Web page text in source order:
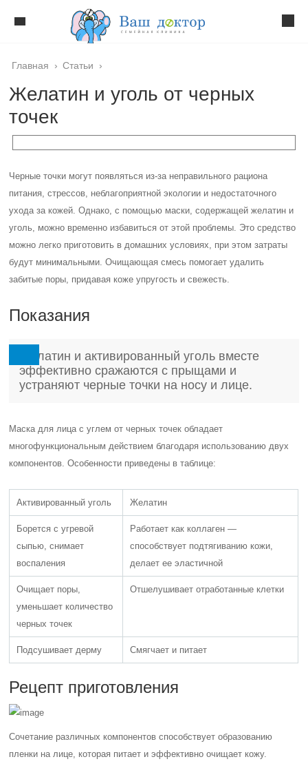
Главная › Статьи ›
Желатин и уголь от черных
точек
Черные точки могут появляться из-за неправильного рациона
питания, стрессов, неблагоприятной экологии и недостаточного
ухода за кожей. Однако, с помощью маски, содержащей желатин и
уголь, можно временно избавиться от этой проблемы. Это средство
можно легко приготовить в домашних условиях, при этом затраты
будут минимальными. Очищающая смесь помогает удалить
забитые поры, придавая коже упругость и свежесть.
Показания
Желатин и активированный уголь вместе
эффективно сражаются с прыщами и
устраняют черные точки на носу и лице.
Маска для лица с углем от черных точек обладает
многофункциональным действием благодаря использованию двух
компонентов. Особенности приведены в таблице:
Активированный уголь Желатин
Борется с угревой
сыпью, снимает
воспаления
Работает как коллаген —
способствует подтягиванию кожи,
делает ее эластичной
Очищает поры,
уменьшает количество
черных точек
Отшелушивает отработанные клетки
Подсушивает дерму Смягчает и питает
Рецепт приготовления
Сочетание различных компонентов способствует образованию
пленки на лице, которая питает и эффективно очищает кожу.